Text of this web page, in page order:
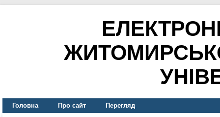
Головна Про сайт Перегляд